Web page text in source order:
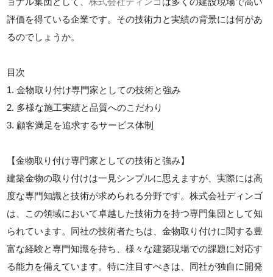
評価を得ている企業です。その技術力と実績の背景には何があ
るのでしょうか。
目次
1. 金物取り付け専門家としての技術と強み
2. 多様な施工実績と品質へのこだわり
3. 顧客満足を追求するサービス体制
【金物取り付け専門家としての技術と強み】
建築金物の取り付けは一見シンプルに思えますが、実際には高
度な専門知識と技術が求められる分野です。株式会社ディンゴ
は、この領域において卓越した技術力を持つ専門集団として知
られています。同社の技術者たちは、金物取り付けに関する豊
富な経験と専門知識を持ち、様々な建築現場での課題に対応す
る能力を備えています。特に注目すべきは、同社が独自に開発